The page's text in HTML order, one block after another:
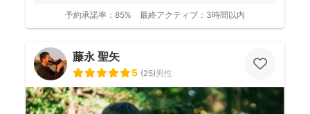
予約承諾率： 85% 最終アクティブ： 3時間以内
藤永 聖矢
5 (25)男性